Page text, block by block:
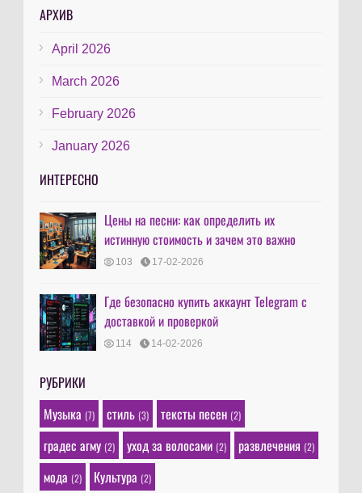
АРХИВ
April 2026
March 2026
February 2026
January 2026
ИНТЕРЕСНО
Цены на песни: как определить их
истинную стоимость и зачем это важно
103 17-02-2026
Где безопасно купить аккаунт Telegram с
доставкой и проверкой
114 14-02-2026
РУБРИКИ
Музыка (7) стиль (3) тексты песен (2)
градес агму (2) уход за волосами (2) развлечения (2)
мода (2) Культура (2)